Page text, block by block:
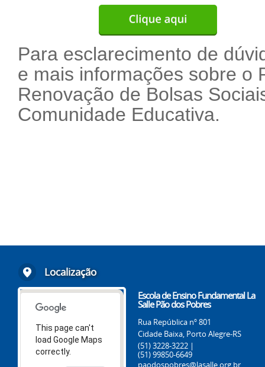
Para esclarecimento de
e mais informações sobre o
Renovação de Bolsas
Comunidade Educativa.
Localização
This page can't
load Google Maps
correctly.
Escola de Ensino Fundamental La
Salle Pão dos Pobres
Rua República nº 801
Cidade Baixa, Porto Alegre-RS
(51) 3228-3222 |
(51) 99850-6649
paodospobres@lasalle.org.br